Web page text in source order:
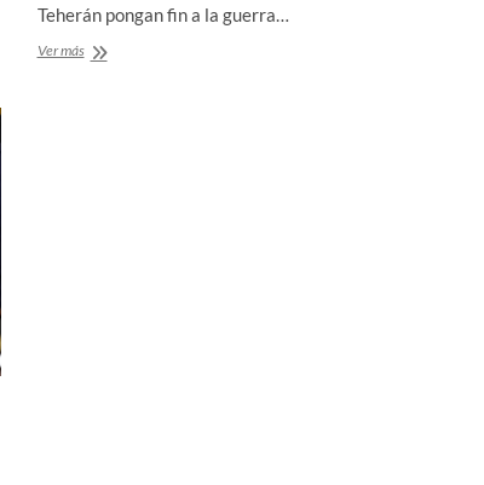
Teherán pongan fin a la guerra…
Ver másEl